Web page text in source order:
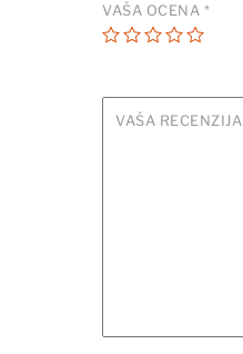
VAŠA OCENA *
VAŠA RECENZIJA